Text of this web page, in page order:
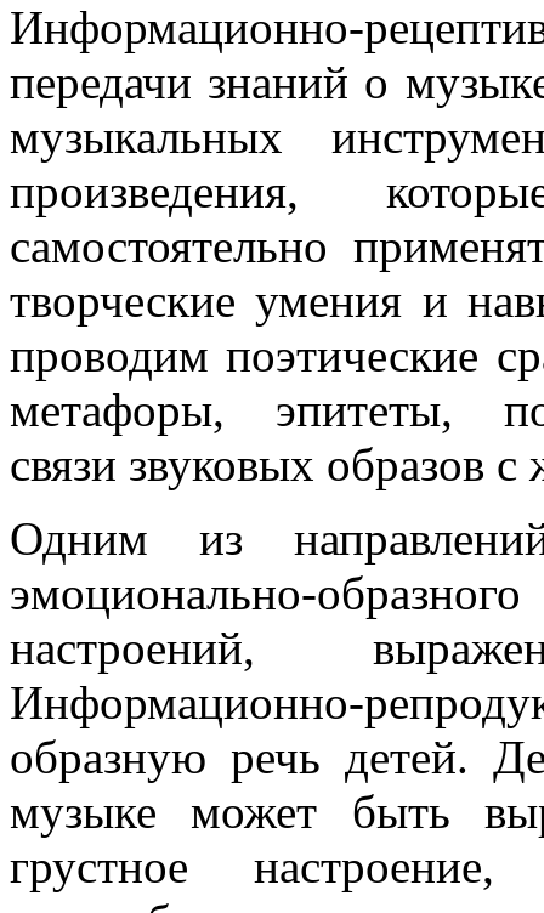
Информационно-
передачи знаний о
музыкальных
произведения,
самостоятельно
творческие умения и
проводим поэтические
метафоры, эпитеты,
связи звуковых образов
Одним из
эмоционально-
настроений,
Информационно-
образную речь детей.
музыке может быть
грустное